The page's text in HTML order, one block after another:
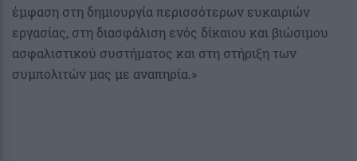
έμφαση στη δημιουργία περισσότερων ευκαιριών
εργασίας, στη διασφάλιση ενός δίκαιου και βιώσιμου
ασφαλιστικού συστήματος και στη στήριξη των
συμπολιτών μας με αναπηρία.»